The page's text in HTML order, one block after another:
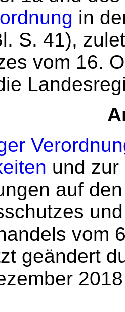
in
S. 41),
vom 16.
und
auf
vom
geändert